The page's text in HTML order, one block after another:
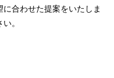
合わせた提案をいたしま
。